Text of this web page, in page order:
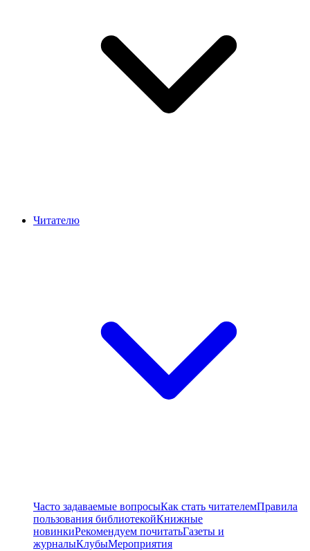
Читателю
Часто задаваемые вопросыКак стать читателемПравила
пользования библиотекойКнижные
новинкиРекомендуем почитатьГазеты и
журналыКлубыМероприятия